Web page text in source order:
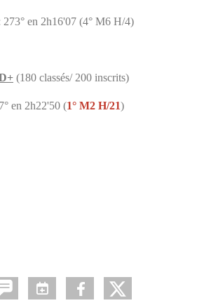
273° en 2h16'07 (4° M6 H/4)
(180 classés/ 200 inscrits)
en 2h22'50 (1° M2 H/21)